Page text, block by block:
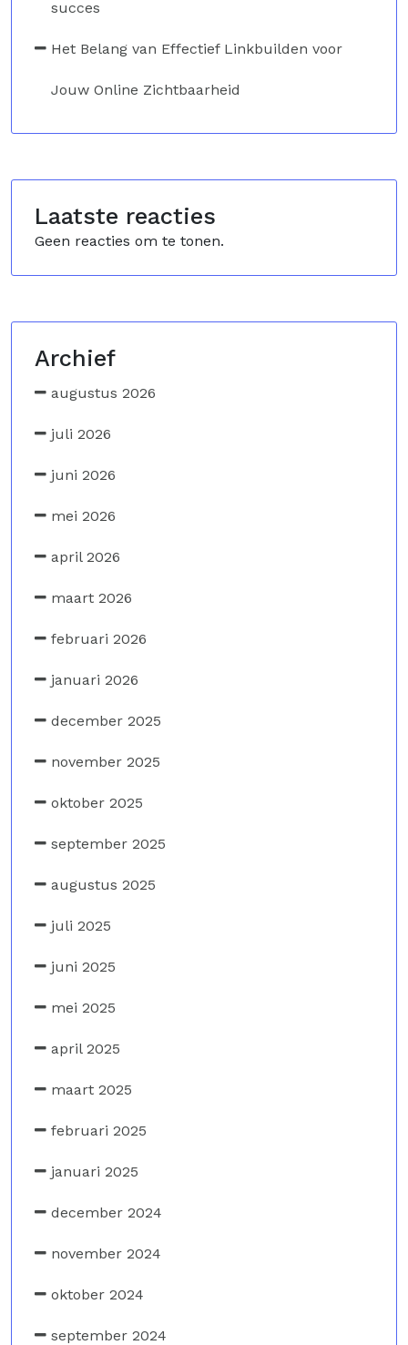
succes
Het Belang van Effectief Linkbuilden voor
Jouw Online Zichtbaarheid
Laatste reacties
Geen reacties om te tonen.
Archief
augustus 2026
juli 2026
juni 2026
mei 2026
april 2026
maart 2026
februari 2026
januari 2026
december 2025
november 2025
oktober 2025
september 2025
augustus 2025
juli 2025
juni 2025
mei 2025
april 2025
maart 2025
februari 2025
januari 2025
december 2024
november 2024
oktober 2024
september 2024